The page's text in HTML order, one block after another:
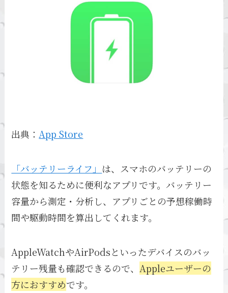
出典： App Store
「バッテリーライフ」 は、スマホのバッテリーの
状態を知るために便利なアプリです。バッテリー
容量から測定・分析し、アプリごとの予想稼働時
間や駆動時間を算出してくれます。
AppleWatchやAirPodsといったデバイスのバッ
テリー残量も確認できるので、 Appleユーザーの
方におすすめです。